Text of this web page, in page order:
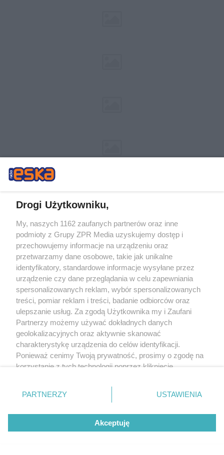
Żaden utwór zamieszczony w serwisie nie może być powielany i
rozpowszechniany lub dalej rozpowszechniany w jakikolwiek sposób (w
tym także elektroniczny lub mechaniczny) na jakimkolwiek polu
eksploatacji w jakiejkolwiek formie, włącznie z umieszczaniem w Internecie
bez pisemnej zgody właściciela praw. Jakiekolwiek użycie lub
wykorzystanie utworów w całości lub w części z naruszeniem prawa, tzn.
bez właściwej zgody, jest zabronione pod groźbą kary i może być ścigane
prawnie.
O nas
Informacje prawne
Drogi Użytkowniku,
My, naszych 1162 zaufanych partnerów oraz inne
podmioty z Grupy ZPR Media uzyskujemy dostęp i
przechowujemy informacje na urządzeniu oraz
przetwarzamy dane osobowe, takie jak unikalne
identyfikatory, standardowe informacje wysyłane przez
urządzenie czy dane przeglądania w celu zapewniania
spersonalizowanych reklam, wybór spersonalizowanych
treści, pomiar reklam i treści, badanie odbiorców oraz
ulepszanie usług. Za zgodą Użytkownika my i Zaufani
Partnerzy możemy używać dokładnych danych
geolokalizacyjnych oraz aktywnie skanować
charakterystykę urządzenia do celów identyfikacji.
Ponieważ cenimy Twoją prywatność, prosimy o zgodę na
korzystanie z tych technologii poprzez kliknięcie
zmienić/wycofać klikając przycisk ustawień prywatności
znajdujący się w lewym dolnym rogu strony
rodzaje przetwarzania danych nie wymagają zgody
użytkownika, ale masz prawo sprzeciwić się takiemu
przetwarzaniu. Preferencje będą miały zastosowanie tylko
PARTNERZY USTAWIENIA
Akceptuję